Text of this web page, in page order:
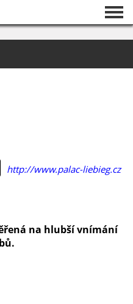
http://www.palac-liebieg.cz
na hlubší vnímání